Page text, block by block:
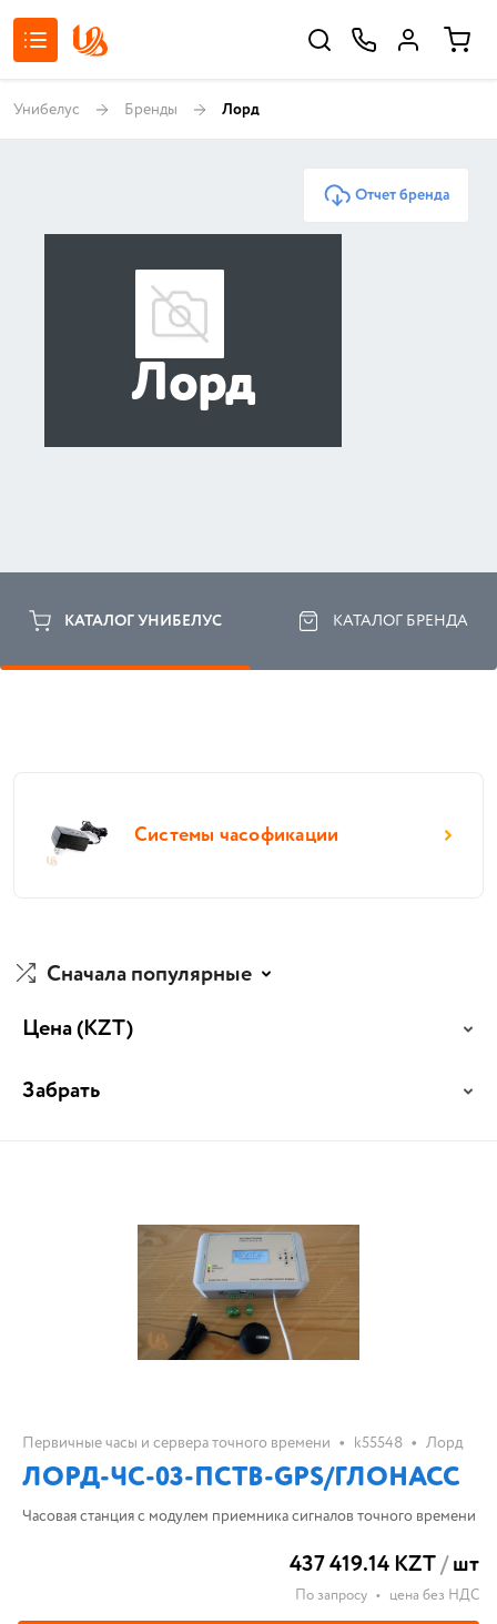
Унибелус Бренды Лорд
Отчет бренда
Лорд
КАТАЛОГ УНИБЕЛУС КАТАЛОГ БРЕНДА
Системы часофикации
Сначала популярные
Цена(KZT)
Забрать
Первичные часы и сервера точного времени • k55548 • Лорд
ЛОРД-ЧС-03-ПСТВ-GPS/ГЛОНАСС
Часовая станция с модулем приемника сигналов точного времени
437 419.14 KZT/шт
По запросу • цена без НДС